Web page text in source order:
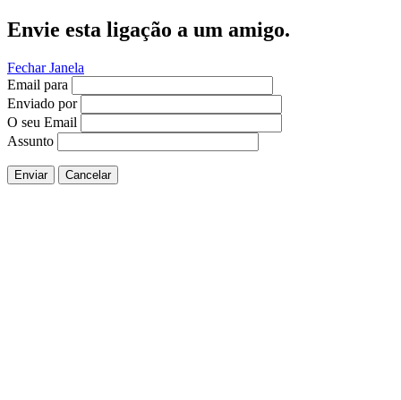
Envie esta ligação a um amigo.
Fechar Janela
Email para
Enviado por
O seu Email
Assunto
Enviar Cancelar